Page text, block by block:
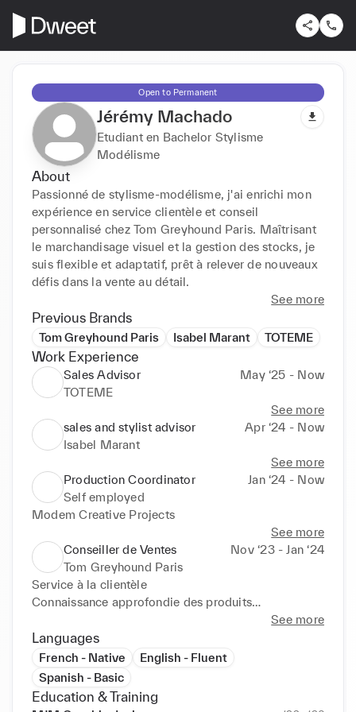
Open to Permanent
Jérémy Machado
Etudiant en Bachelor Stylisme
Modélisme
About
Passionné de stylisme-modélisme, j'ai enrichi mon
expérience en service clientèle et conseil
personnalisé chez Tom Greyhound Paris. Maîtrisant
le marchandisage visuel et la gestion des stocks, je
suis flexible et adaptatif, prêt à relever de nouveaux
défis dans la vente au détail.
See more
Previous Brands
Tom Greyhound Paris Isabel Marant TOTEME
Work Experience
Sales Advisor
May ‘25 - Now
TOTEME
See more
sales and stylist advisor
Apr ‘24 - Now
Isabel Marant
See more
Production Coordinator
Jan ‘24 - Now
Self employed
Modem Creative Projects
See more
Conseiller de Ventes
Nov ‘23 - Jan ‘24
Tom Greyhound Paris
Service à la clientèle
Connaissance approfondie des produits
Marchandisage visuel
Gestion des stocks
See more
Languages
French - Native
English - Fluent
Spanish - Basic
Education & Training